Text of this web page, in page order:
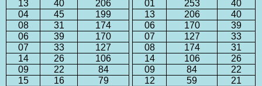
13
40
206
04
45
199
08
31
174
06
39
170
07
33
127
14
26
106
09
22
84
15
16
79
01
253
40
13
206
40
06
170
39
07
127
33
08
174
31
14
106
26
09
84
22
12
59
21